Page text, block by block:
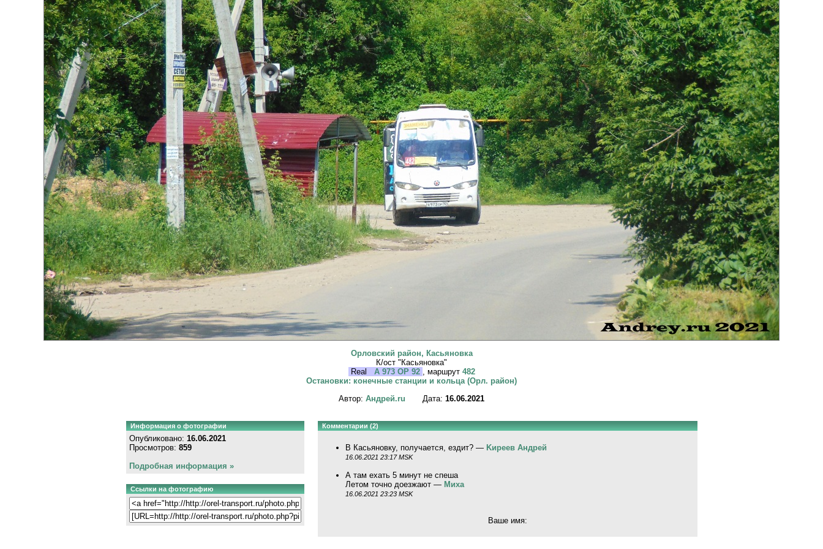
Орловский район, Касьяновка
К/ост "Касьяновка"
Real
А 973 ОР 92 , маршрут 482
Остановки: конечные станции и кольца (Орл. район)
Автор: Андрей.ru Дата: 16.06.2021
Информация о фотографии
Опубликовано: 16.06.2021
Просмотров: 859
Подробная информация »
Ссылки на фотографию
Комментарии (2)
В Касьяновку, получается, ездит? — Kиpeeв Aндpeй
16.06.2021 23:17 MSK
А там ехать 5 минут не спеша
Летом точно доезжают — Миха
16.06.2021 23:23 MSK
Ваше имя: